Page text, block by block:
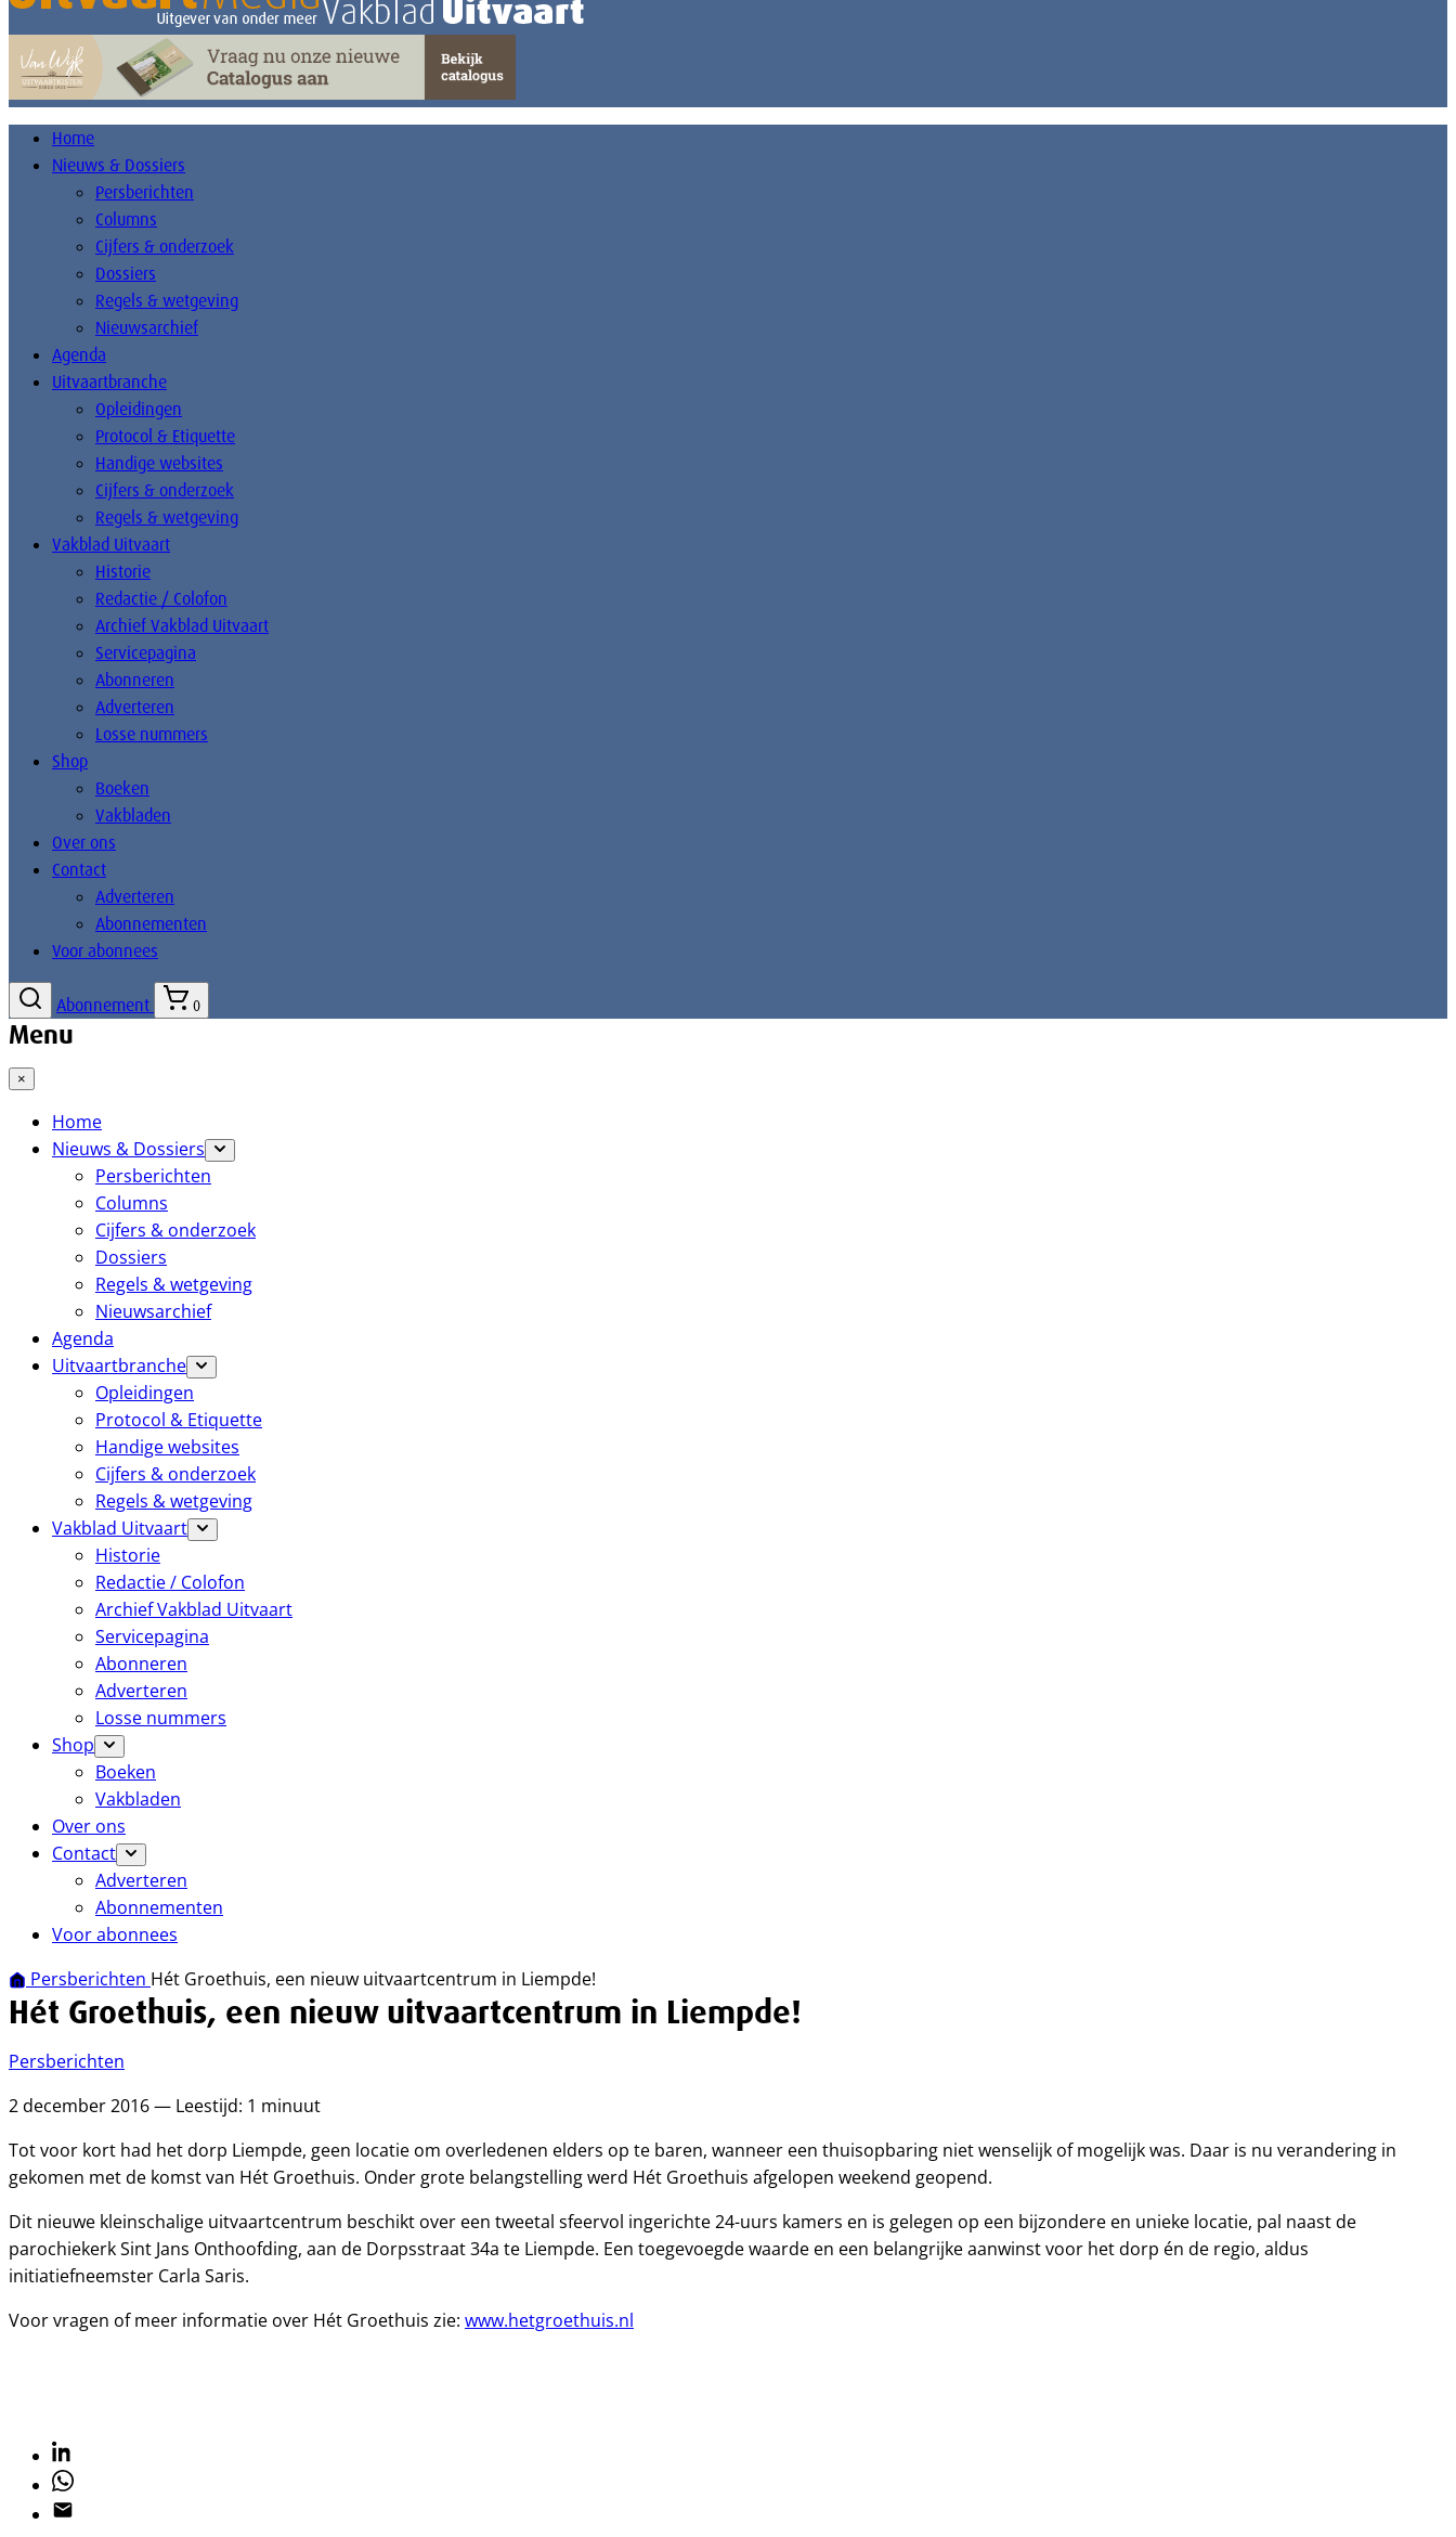
Home
Nieuws & Dossiers
Persberichten
Columns
Cijfers & onderzoek
Dossiers
Regels & wetgeving
Nieuwsarchief
Agenda
Uitvaartbranche
Opleidingen
Protocol & Etiquette
Handige websites
Cijfers & onderzoek
Regels & wetgeving
Vakblad Uitvaart
Historie
Redactie / Colofon
Archief Vakblad Uitvaart
Servicepagina
Abonneren
Adverteren
Losse nummers
Shop
Boeken
Vakbladen
Over ons
Contact
Adverteren
Abonnementen
Voor abonnees
Abonnement 0
Menu
×
Home
Nieuws & Dossiers
Persberichten
Columns
Cijfers & onderzoek
Dossiers
Regels & wetgeving
Nieuwsarchief
Agenda
Uitvaartbranche
Opleidingen
Protocol & Etiquette
Handige websites
Cijfers & onderzoek
Regels & wetgeving
Vakblad Uitvaart
Historie
Redactie / Colofon
Archief Vakblad Uitvaart
Servicepagina
Abonneren
Adverteren
Losse nummers
Shop
Boeken
Vakbladen
Over ons
Contact
Adverteren
Abonnementen
Voor abonnees
Persberichten Hét Groethuis, een nieuw uitvaartcentrum in Liempde!
Hét Groethuis, een nieuw uitvaartcentrum in Liempde!
Persberichten
2 december 2016 — Leestijd: 1 minuut
Tot voor kort had het dorp Liempde, geen locatie om overledenen elders op te baren, wanneer een thuisopbaring niet wenselijk of mogelijk was. Daar is nu verandering in
gekomen met de komst van Hét Groethuis. Onder grote belangstelling werd Hét Groethuis afgelopen weekend geopend.
Dit nieuwe kleinschalige uitvaartcentrum beschikt over een tweetal sfeervol ingerichte 24-uurs kamers en is gelegen op een bijzondere en unieke locatie, pal naast de
parochiekerk Sint Jans Onthoofding, aan de Dorpsstraat 34a te Liempde. Een toegevoegde waarde en een belangrijke aanwinst voor het dorp én de regio, aldus
initiatiefneemster Carla Saris.
Voor vragen of meer informatie over Hét Groethuis zie: www.hetgroethuis.nl
Linkedin
Whatsapp
Email